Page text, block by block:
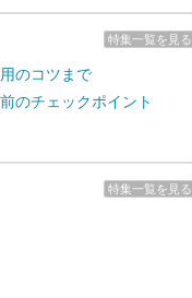
特集一覧を見る
のコツまで
のチェックポイント
特集一覧を見る